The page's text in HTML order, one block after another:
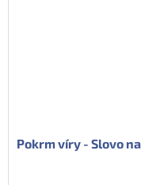
Pokrm víry - Slovo